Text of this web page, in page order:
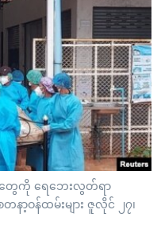
း
ေကို ရေဘေးလွတ်ရာ
ာ့ဝန်ထမ်းများ ဇူလိုင် ၂၇၊